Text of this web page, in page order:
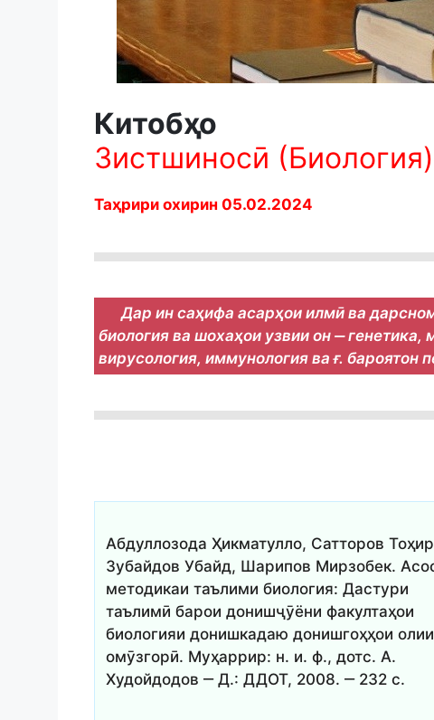
Китобҳо
Зистшиносӣ (Биология)
Таҳрири охирин 05.02.2024
Дар ин саҳифа асарҳои илмӣ ва
биология ва шохаҳои узвии он ‒
вирусология, иммунология ва ғ. бароятон
Абдуллозода Ҳикматулло, Сатторов
Зубайдов Убайд, Шарипов Мирзобек.
методикаи таълими биология: Дастури
таълимӣ барои донишҷӯёни факултаҳои
биологияи донишкадаю донишгоҳҳои олии
омӯзгорӣ. Муҳаррир: н. и. ф., дотс. А.
Худойдодов ‒ Д.: ДДОТ, 2008. ‒ 232 с.